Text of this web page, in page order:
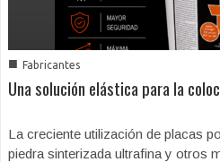
■ Fabricantes
Una solución elástica para la
La creciente utilización de placas
piedra sinterizada ultrafina y otros